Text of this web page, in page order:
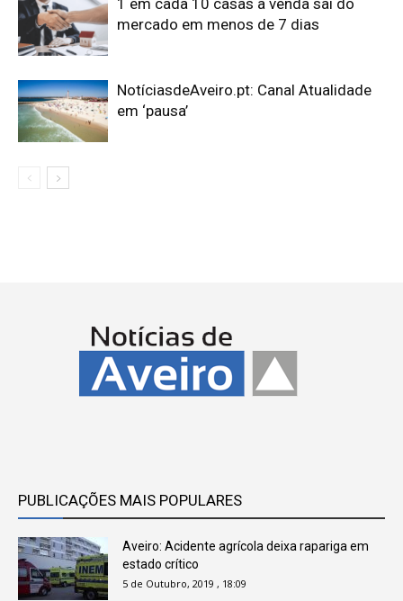
1 em cada 10 casas à venda sai do
mercado em menos de 7 dias
NotíciasdeAveiro.pt: Canal Atualidade
em ‘pausa’
PUBLICAÇÕES MAIS POPULARES
Aveiro: Acidente agrícola deixa rapariga em
estado crítico
5 de Outubro, 2019 , 18:09